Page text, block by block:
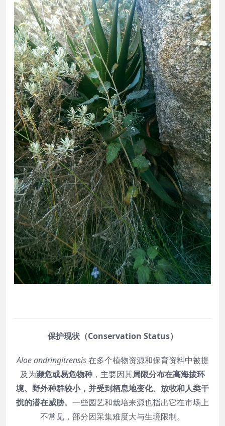
保护现状（Conservation Status）
Aloe andringitrensis在多个植物资源和保育资料中被提
及为濒危或易危物种 ，主要因其局限分布在高海拔环
境、野外种群较小，并受到栖息地变化、放牧和人类干
扰的潜在威胁。一些园艺和栽培来源也指出它在市场上
不常见，部分因采集难度大与生境限制。